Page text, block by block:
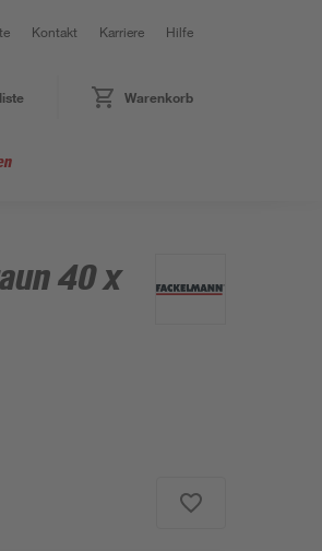
Kontakt Karriere Hilfe
Warenkorb
40 x